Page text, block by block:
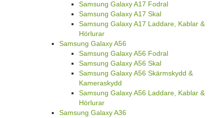
Samsung Galaxy A17 Fodral
Samsung Galaxy A17 Skal
Samsung Galaxy A17 Laddare, Kablar &
Hörlurar
Samsung Galaxy A56
Samsung Galaxy A56 Fodral
Samsung Galaxy A56 Skal
Samsung Galaxy A56 Skärmskydd &
Kameraskydd
Samsung Galaxy A56 Laddare, Kablar &
Hörlurar
Samsung Galaxy A36